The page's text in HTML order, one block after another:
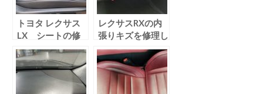
トヨタ レクサス
LX シートの修
理を行いました！
レクサスRXの内
張りキズを修理し
ました！